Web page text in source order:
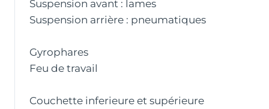
Suspension avant : lames
Suspension arrière : pneumatiques
Gyrophares
Feu de travail
Couchette inferieure et supérieure